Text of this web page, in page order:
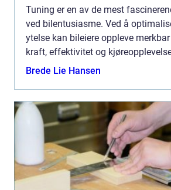
Tuning er en av de mest
ved bilentusiasme. Ved å
ytelse kan bileiere oppleve
kraft, effektivitet og
å ø...
Brede Lie Hansen